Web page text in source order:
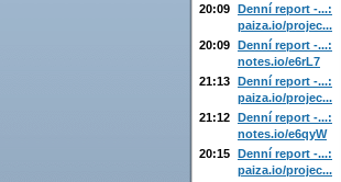
20:09 Denní report -...:
paiza.io/projec...
20:09 Denní report -...:
notes.io/e6rL7
21:13 Denní report -...:
paiza.io/projec...
21:12 Denní report -...:
notes.io/e6qyW
20:15 Denní report -...:
paiza.io/projec...